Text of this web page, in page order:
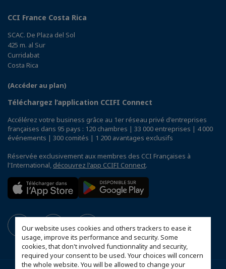
Our website uses cookies and others trackers to ease it
usage, improve its performance and security. Some
cookies, that don't involved functionnality and security,
required your consent to be used. Your choices will concern
the whole website. You will be allowed to change your
CCI France Costa Rica
SCAC. De Plaza del Sol
425 m. al Sur
Curridabat
Costa Rica
(Accéder au plan)
Téléchargez l’application CCIFI Connect
Accélérez votre business grâce au 1er réseau privé d'entreprises
françaises dans 95 pays : 120 chambres | 33 000 entreprises | 4 000
événements | 300 comités | 1 200 avantages exclusifs
Réservée exclusivement aux membres des CCI Françaises à
l'International, découvrez l'app CCIFI Connect.